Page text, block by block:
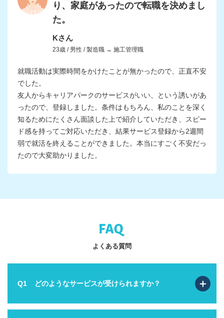
り、家庭があったので転職を決めまし
た。
Kさん
23歳 / 男性 / 製造職 → 施工管理職
就職活動は実際時間をかけたことが無かったので、正直不安
でした。
友人からキャリアパークのサービスがいい、という誘いがあ
ったので、登録しました。条件はもちろん、私のことを深く
知るためにたくさん面談した上で紹介していただき、スピー
ド感を持ってご対応いただき、結果サービス登録から2週間
弱で就活を終えることができました。本当にすごく不安だっ
たので大変助かりました。
よくある質問
Q1 どのようなサービスが受けられますか？